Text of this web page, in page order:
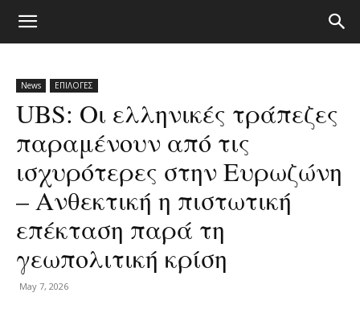
News ΕΠΙΛΟΓΕΣ
UBS: Οι ελληνικές τράπεζες
παραμένουν από τις
ισχυρότερες στην Ευρωζώνη
– Ανθεκτική η πιστωτική
επέκταση παρά τη
γεωπολιτική κρίση
May 7, 2026